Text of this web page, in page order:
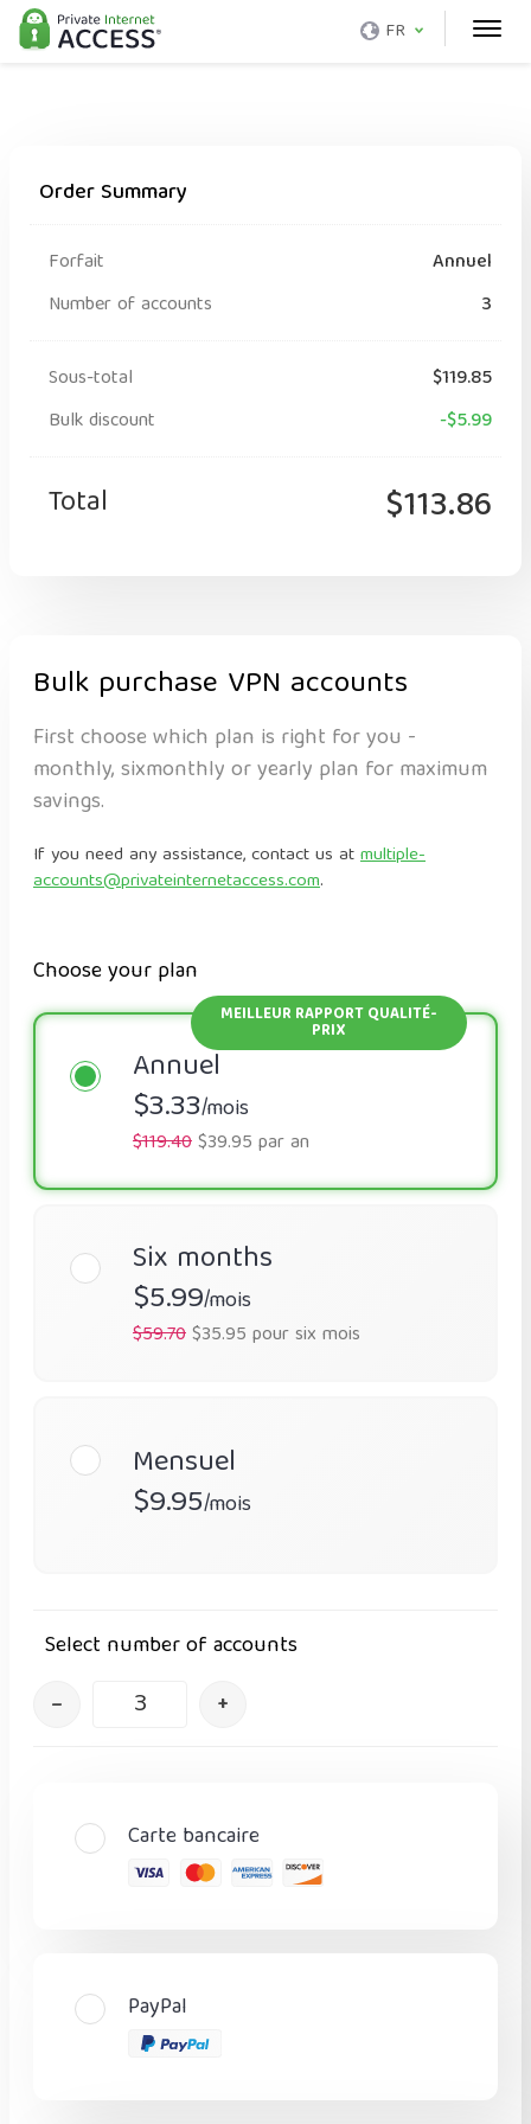
FR
Order Summary
Forfait
Annuel
Number of accounts
3
Sous-total
$119.85
Bulk discount
-$5.99
Total $113.86
Bulk purchase VPN accounts
First choose which plan is right for you -
monthly, sixmonthly or yearly plan for maximum
savings.
If you need any assistance, contact us atmultiple-
accounts@privateinternetaccess.com.
Choose your plan
Annuel
$3.33/mois
$119.40$39.95 par an
Six months
$5.99/mois
$59.70$35.95 pour six mois
Mensuel
$9.95/mois
Select number of accounts
– +
Carte bancaire
PayPal